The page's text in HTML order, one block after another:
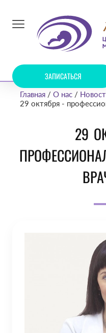
ЗАПИСАТЬСЯ
Главная О нас
29 октября -
29